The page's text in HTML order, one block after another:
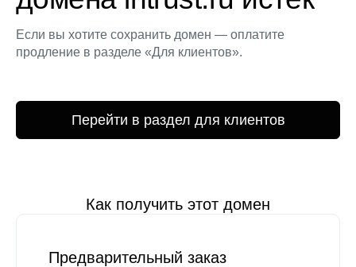
Если вы хотите сохранить домен — оплатите
продление в разделе «Для клиентов».
Перейти в раздел для клиентов
Как получить этот домен
Предварительный заказ